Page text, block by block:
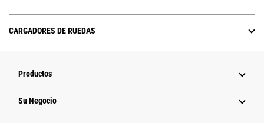
CARGADORES DE RUEDAS
Productos
Su Negocio